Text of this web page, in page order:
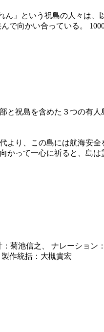
」という祝島の人々は、
で向かい合っている。
祝島を含めた３つの有人
より、この島には航海安
かって一心に祈ると、島
菊池信之、 ナレーション
作統括：大槻貴宏